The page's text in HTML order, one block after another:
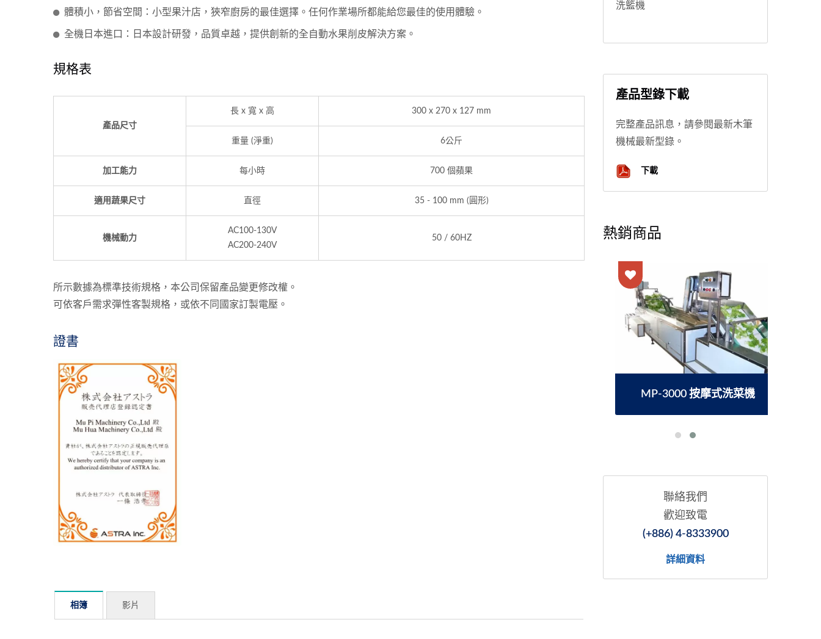
體積小，節省空間：小型果汁店，狹窄廚房的最佳選擇。任何作業場所都能給您最佳的使用體驗。
全機日本進口：日本設計研發，品質卓越，提供創新的全自動水果削皮解決方案。
規格表
產品尺寸
長 x 寬 x 高 300 x 270 x 127 mm
重量 (淨重) 6公斤
加工能力 每小時 700 個蘋果
適用蔬果尺寸 直徑 35 - 100 mm (圓形)
機械動力
AC100-130V
AC200-240V
50 / 60HZ
所示數據為標準技術規格，本公司保留產品變更修改權。
可依客戶需求彈性客製規格，或依不同國家訂製電壓。
證書
相簿 影片
洗籃機
產品型錄下載
完整產品訊息，請參閱最新木筆
機械最新型錄。
下載
熱銷商品
渦流式洗菜機 MP-3000 按摩式洗菜機
聯絡我們
歡迎致電
(+886) 4-8333900
詳細資料